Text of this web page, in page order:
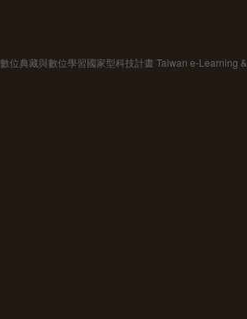
數位典藏與數位學習國家型科技計畫 Taiwan e-Learning